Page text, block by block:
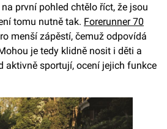
první pohled chtělo říct, že jsou
tomu nutně tak. Forerunner 70
menší zápěstí, čemuž odpovídá
je tedy klidně nosit i děti a
aktivně sportují, ocení jejich funkce